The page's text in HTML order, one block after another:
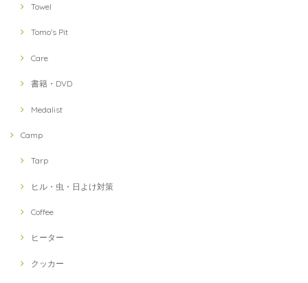
Towel
Tomo's Pit
Care
書籍・DVD
Medalist
Camp
Tarp
ヒル・虫・日よけ対策
Coffee
ヒーター
クッカー